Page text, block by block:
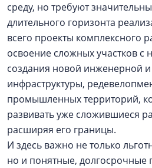
среду, но требуют
длительного горизонта
всего проекты комплексного
освоение сложных участков с
создания новой инженерной
инфраструктуры,
промышленных территорий,
развивать уже сложившиеся
расширяя его границы.
И здесь важно не только
но и понятные, долгосрочные